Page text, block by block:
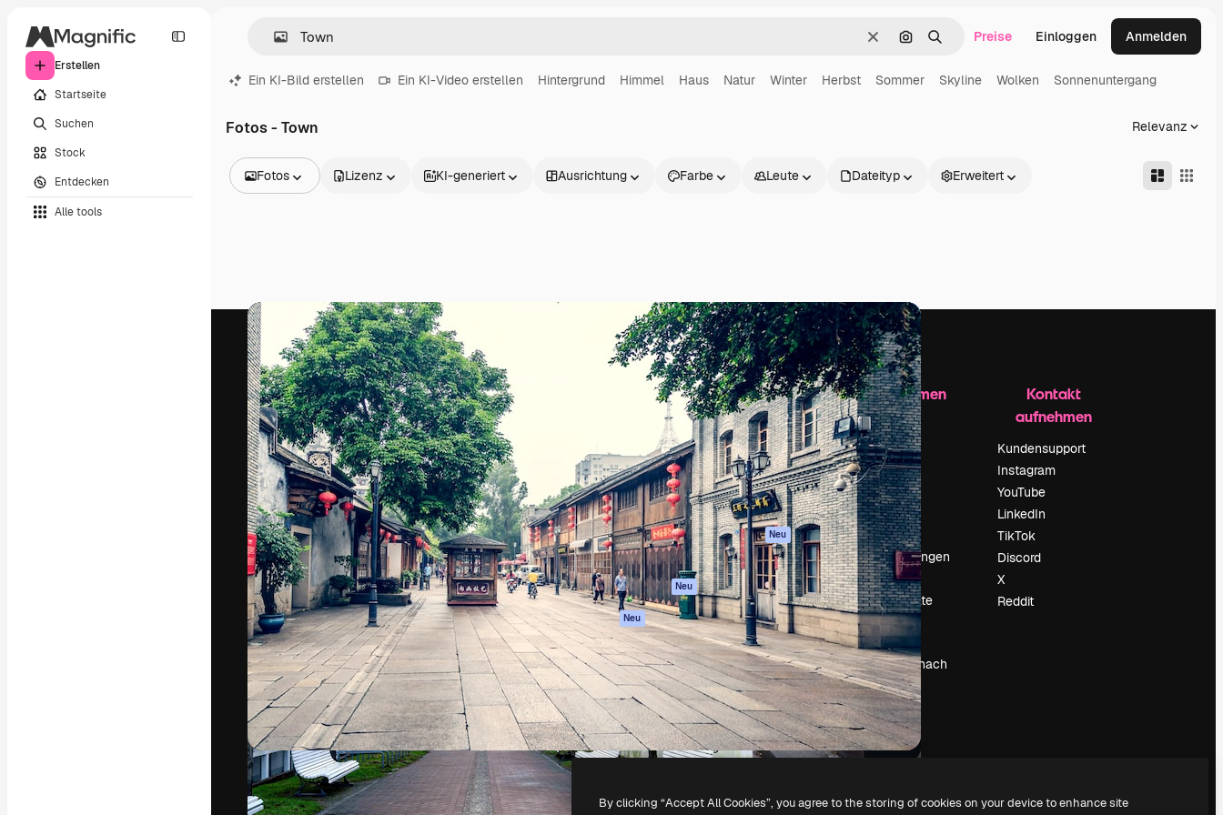
Erstellen
Startseite
Suchen
Stock
Entdecken
Alle tools
LöschenNach Bild suchen
SuchenPreise Einloggen Anmelden
Ein KI-Bild erstellen Ein KI-Video erstellen Hintergrund Himmel Haus Natur Winter Herbst Sommer Skyline Wolken Sonnenuntergang
Fotos - Town Relevanz
Fotos
Videos
Filmmaterial
Motion Graphics
Videovorlagen
Icons
3D-Modelle
Schriftarten
Lizenz KI-generiert Ausrichtung Farbe Leute Dateityp Erweitert
Die kreative Plattform, um deine beste
Arbeit zu verwirklichen. Mehr als 1 Million
Abonnenten unter Kreativen, Unternehmen,
Agenturen und Studios.
Deutsch
KI-Bildgenerator
KI-Videogenerator
KI-
Stimmengenerator
Stock-Inhalte
MCP für
Claude/ChatGPT
Neu
Agenten Neu
API
Mobile App
Alle Magnific-Tools
Loslegen
Academy
Dokumentation
Support
AGB
Datenschutzerklärung
Originale Neu
Cookie-Richtlinie
Vertrauenszentrum
Partner
Unternehmen
Unternehmen
Preise
Über uns
Reviews
Karriere
Suchtrends
Blog
Veranstaltungen
Slidesgo
Deine Inhalte
verkaufen
Pressesaal
Suchst du nach
magnific.ai
Kontakt
aufnehmen
Kundensupport
Instagram
YouTube
LinkedIn
TikTok
Discord
X
Reddit
Copyright © 2010-2026Freepik Company S.L.U.Alle Rechte vorbehalten.
By clicking “Accept All Cookies”, you agree to the storing of cookies on your device to enhance site